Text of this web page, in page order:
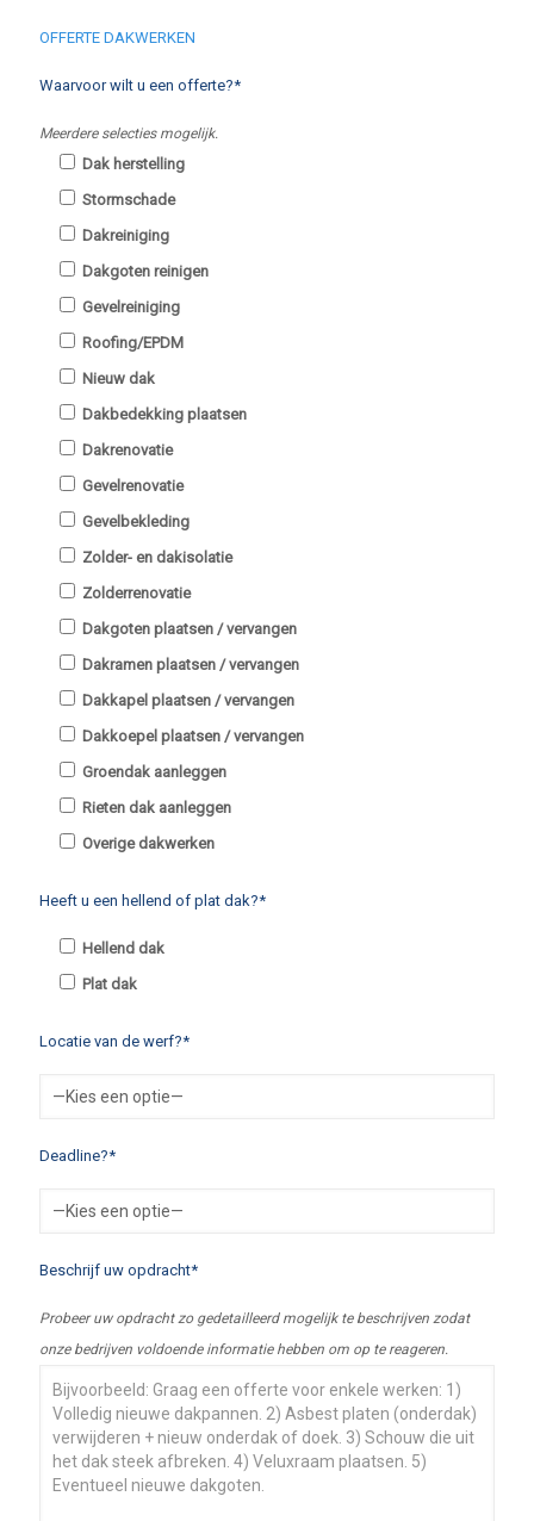
OFFERTE DAKWERKEN
Waarvoor wilt u een offerte?*
Meerdere selecties mogelijk.
Dak herstelling
Stormschade
Dakreiniging
Dakgoten reinigen
Gevelreiniging
Roofing/EPDM
Nieuw dak
Dakbedekking plaatsen
Dakrenovatie
Gevelrenovatie
Gevelbekleding
Zolder- en dakisolatie
Zolderrenovatie
Dakgoten plaatsen / vervangen
Dakramen plaatsen / vervangen
Dakkapel plaatsen / vervangen
Dakkoepel plaatsen / vervangen
Groendak aanleggen
Rieten dak aanleggen
Overige dakwerken
Heeft u een hellend of plat dak?*
Hellend dak
Plat dak
Locatie van de werf?*
Deadline?*
Beschrijf uw opdracht*
Probeer uw opdracht zo gedetailleerd mogelijk te beschrijven zodat
onze bedrijven voldoende informatie hebben om op te reageren.